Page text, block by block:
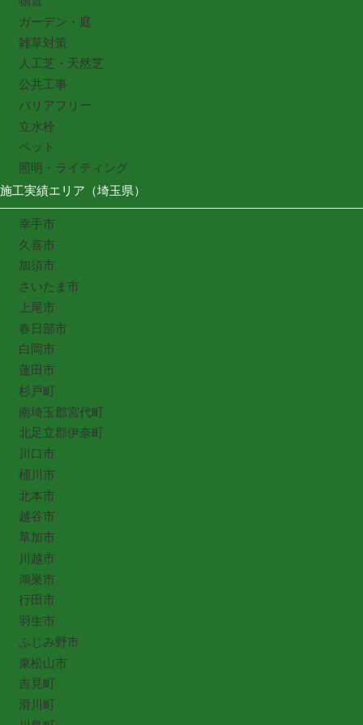
ガーデン・庭
雑草対策
人工芝・天然芝
公共工事
バリアフリー
立水栓
ペット
照明・ライティング
施工実績エリア（埼玉県）
幸手市
久喜市
加須市
さいたま市
上尾市
春日部市
白岡市
蓮田市
杉戸町
南埼玉郡宮代町
北足立郡伊奈町
川口市
桶川市
北本市
越谷市
草加市
川越市
鴻巣市
行田市
羽生市
ふじみ野市
東松山市
吉見町
滑川町